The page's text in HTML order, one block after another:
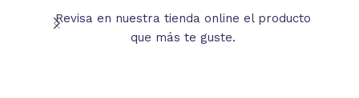
Revisa en nuestra tienda online el producto
que más te guste.